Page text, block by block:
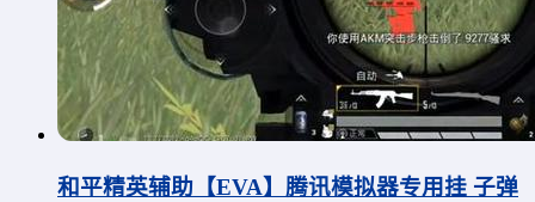
和平精英辅助【EVA】腾讯模拟器专用挂 子弹